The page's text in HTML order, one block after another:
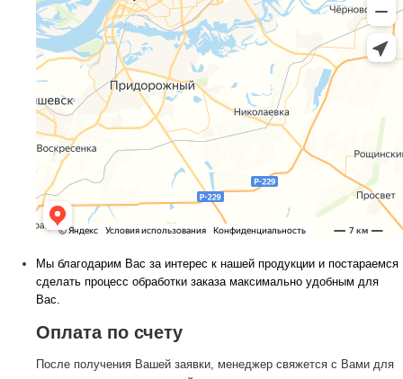
Мы благодарим Вас за интерес к нашей продукции и постараемся
сделать процесс обработки заказа максимально удобным для
Вас.
Оплата по счету
После получения Вашей заявки, менеджер свяжется с Вами для